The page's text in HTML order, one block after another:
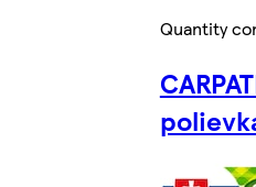
Quantity